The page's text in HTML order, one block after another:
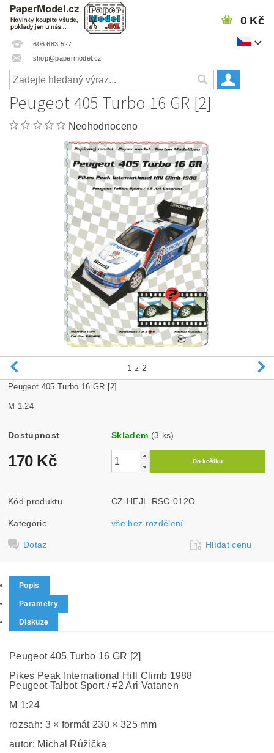
606 683 527
shop@papermodel.cz
0 Kč
Peugeot 405 Turbo 16 GR [2]
Neohodnoceno
1 z 2
Peugeot 405 Turbo 16 GR [2]
M 1:24
Dostupnost Skladem (3 ks)
170 Kč
Kód produktu CZ-HEJL-RSC-012O
Kategorie vše bez rozdělení
Dotaz Hlídat cenu
Popis
Parametry
Diskuze
Peugeot 405 Turbo 16 GR [2]
Pikes Peak International Hill Climb 1988
Peugeot Talbot Sport / #2 Ari Vatanen
M 1:24
rozsah: 3 × formát 230 × 325 mm
autor: Michal Růžička